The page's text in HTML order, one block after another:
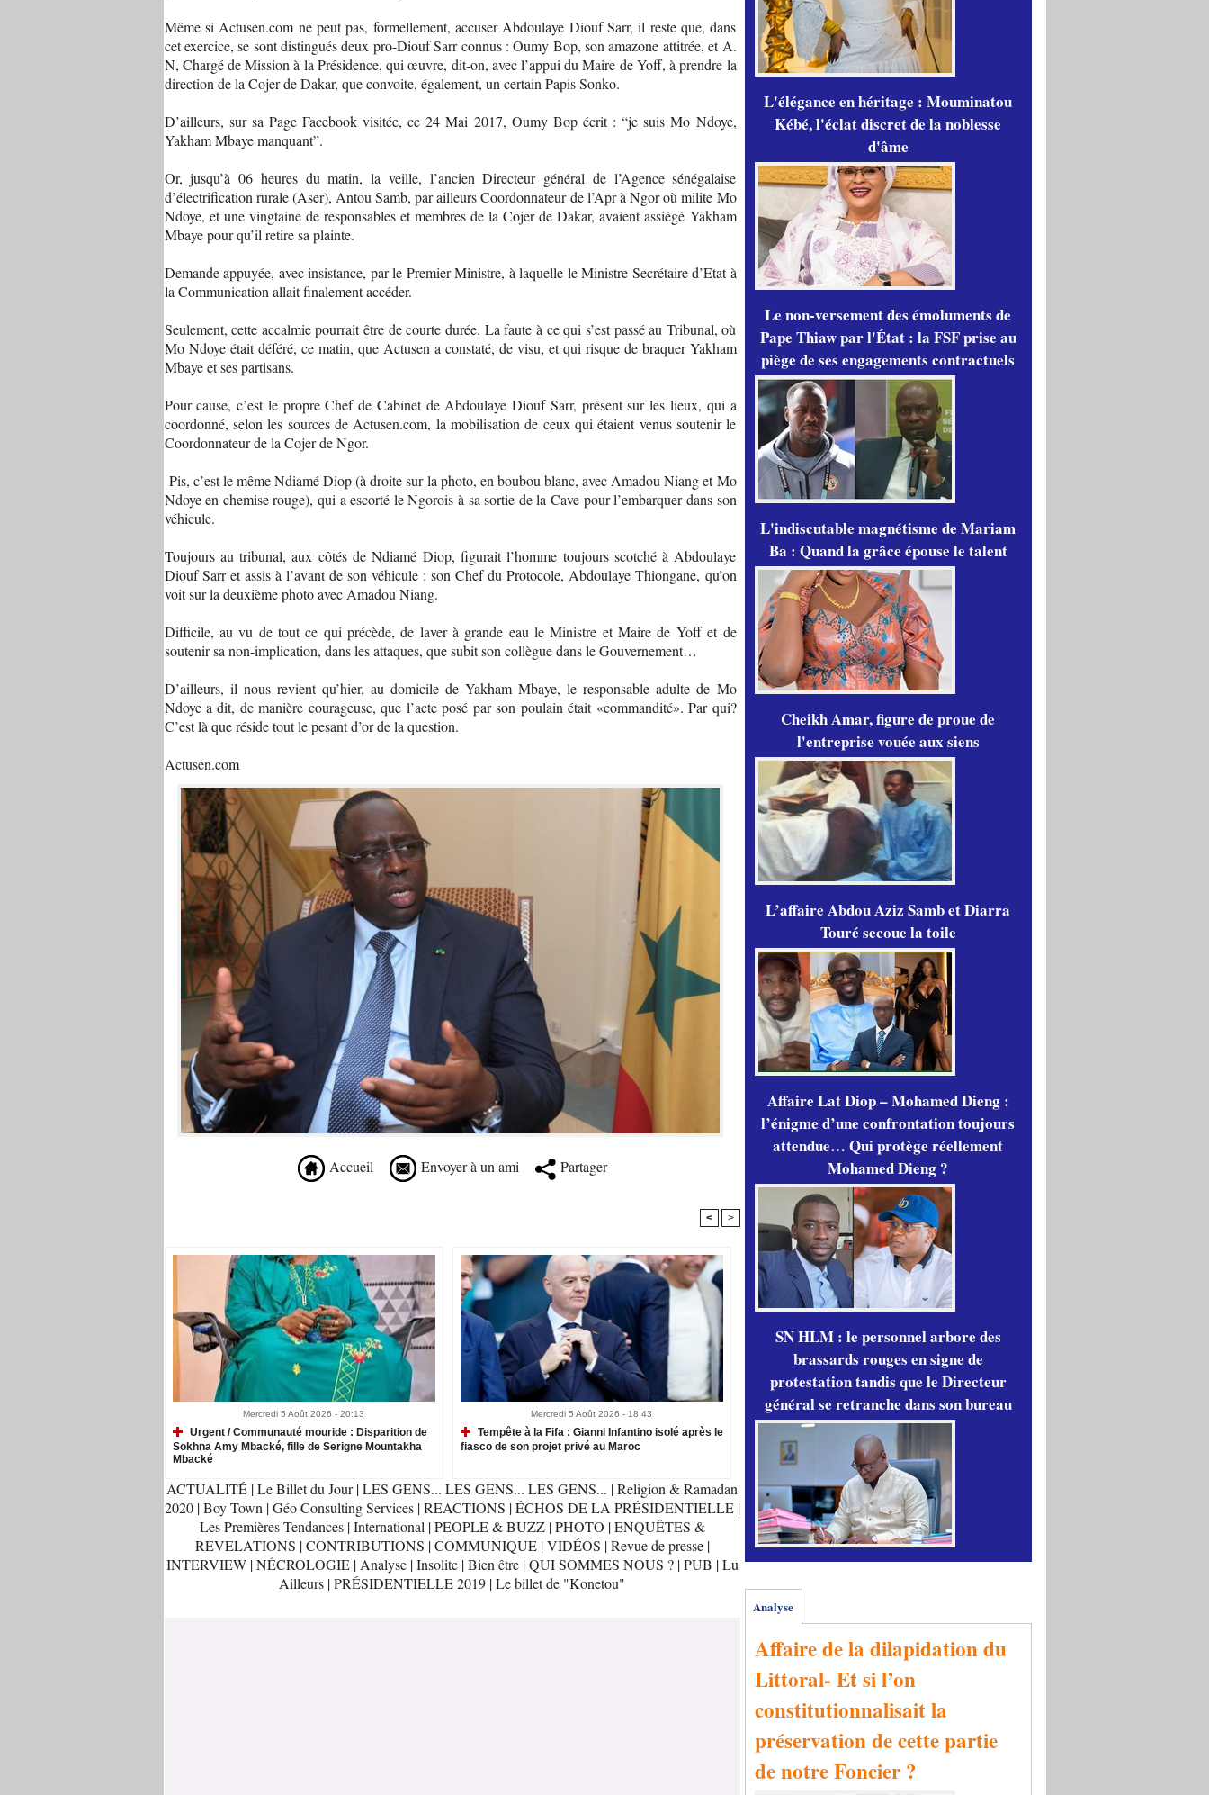
Même si Actusen.com ne peut pas, formellement, accuser Abdoulaye Diouf Sarr, il reste que, dans
cet exercice, se sont distingués deux pro-Diouf Sarr connus : Oumy Bop, son amazone attitrée, et A.
N, Chargé de Mission à la Présidence, qui œuvre, dit-on, avec l’appui du Maire de Yoff, à prendre la
direction de la Cojer de Dakar, que convoite, également, un certain Papis Sonko.
D’ailleurs, sur sa Page Facebook visitée, ce 24 Mai 2017, Oumy Bop écrit : “je suis Mo Ndoye,
Yakham Mbaye manquant”.
Or, jusqu’à 06 heures du matin, la veille, l’ancien Directeur général de l’Agence sénégalaise
d’électrification rurale (Aser), Antou Samb, par ailleurs Coordonnateur de l’Apr à Ngor où milite Mo
Ndoye, et une vingtaine de responsables et membres de la Cojer de Dakar, avaient assiégé Yakham
Mbaye pour qu’il retire sa plainte.
Demande appuyée, avec insistance, par le Premier Ministre, à laquelle le Ministre Secrétaire d’Etat à
la Communication allait finalement accéder.
Seulement, cette accalmie pourrait être de courte durée. La faute à ce qui s’est passé au Tribunal, où
Mo Ndoye était déféré, ce matin, que Actusen a constaté, de visu, et qui risque de braquer Yakham
Mbaye et ses partisans.
Pour cause, c’est le propre Chef de Cabinet de Abdoulaye Diouf Sarr, présent sur les lieux, qui a
coordonné, selon les sources de Actusen.com, la mobilisation de ceux qui étaient venus soutenir le
Coordonnateur de la Cojer de Ngor.
Pis, c’est le même Ndiamé Diop (à droite sur la photo, en boubou blanc, avec Amadou Niang et Mo
Ndoye en chemise rouge), qui a escorté le Ngorois à sa sortie de la Cave pour l’embarquer dans son
véhicule.
Toujours au tribunal, aux côtés de Ndiamé Diop, figurait l’homme toujours scotché à Abdoulaye
Diouf Sarr et assis à l’avant de son véhicule : son Chef du Protocole, Abdoulaye Thiongane, qu’on
voit sur la deuxième photo avec Amadou Niang.
Difficile, au vu de tout ce qui précède, de laver à grande eau le Ministre et Maire de Yoff et de
soutenir sa non-implication, dans les attaques, que subit son collègue dans le Gouvernement…
D’ailleurs, il nous revient qu’hier, au domicile de Yakham Mbaye, le responsable adulte de Mo
Ndoye a dit, de manière courageuse, que l’acte posé par son poulain était «commandité». Par qui?
C’est là que réside tout le pesant d’or de la question.
Actusen.com
Accueil Envoyer à un ami Partager
< >
Mercredi 5 Août 2026 - 20:13
Urgent / Communauté mouride : Disparition de
Sokhna Amy Mbacké, fille de Serigne Mountakha
Mbacké
Mercredi 5 Août 2026 - 18:43
Tempête à la Fifa : Gianni Infantino isolé après le
fiasco de son projet privé au Maroc
ACTUALITÉ |Le Billet du Jour |LES GENS... LES GENS... LES GENS... |Religion & Ramadan
2020 |Boy Town |Géo Consulting Services |REACTIONS |ÉCHOS DE LA PRÉSIDENTIELLE |
Les Premières Tendances |International |PEOPLE & BUZZ |PHOTO |ENQUÊTES &
REVELATIONS |CONTRIBUTIONS |COMMUNIQUE |VIDÉOS |Revue de presse |
INTERVIEW |NÉCROLOGIE |Analyse |Insolite |Bien être |QUI SOMMES NOUS ? |PUB |Lu
Ailleurs |PRÉSIDENTIELLE 2019 |Le billet de "Konetou"
L'élégance en héritage : Mouminatou
Kébé, l'éclat discret de la noblesse
d'âme
Le non-versement des émoluments de
Pape Thiaw par l'État : la FSF prise au
piège de ses engagements contractuels
L'indiscutable magnétisme de Mariam
Ba : Quand la grâce épouse le talent
Cheikh Amar, figure de proue de
l'entreprise vouée aux siens
L’affaire Abdou Aziz Samb et Diarra
Touré secoue la toile
Affaire Lat Diop – Mohamed Dieng :
l’énigme d’une confrontation toujours
attendue… Qui protège réellement
Mohamed Dieng ?
SN HLM : le personnel arbore des
brassards rouges en signe de
protestation tandis que le Directeur
général se retranche dans son bureau
Analyse
Affaire de la dilapidation du
Littoral- Et si l’on
constitutionnalisait la
préservation de cette partie
de notre Foncier ?